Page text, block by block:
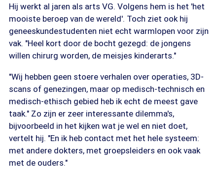
Hij werkt al jaren als arts VG. Volgens hem is het 'het
mooiste beroep van de wereld'. Toch ziet ook hij
geneeskundestudenten niet echt warmlopen voor zijn
vak. "Heel kort door de bocht gezegd: de jongens
willen chirurg worden, de meisjes kinderarts."
"Wij hebben geen stoere verhalen over operaties, 3D-
scans of genezingen, maar op medisch-technisch en
medisch-ethisch gebied heb ik echt de meest gave
taak." Zo zijn er zeer interessante dilemma's,
bijvoorbeeld in het kijken wat je wel en niet doet,
vertelt hij. "En ik heb contact met het hele systeem:
met andere dokters, met groepsleiders en ook vaak
met de ouders."